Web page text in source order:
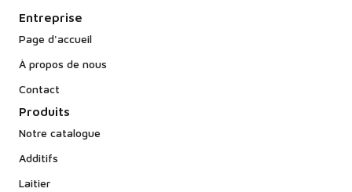
Entreprise
Page d'accueil
À propos de nous
Contact
Produits
Notre catalogue
Additifs
Laitier